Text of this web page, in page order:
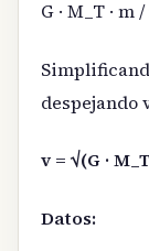
G · M_T · m
despejando
v = √(G ·
Datos: